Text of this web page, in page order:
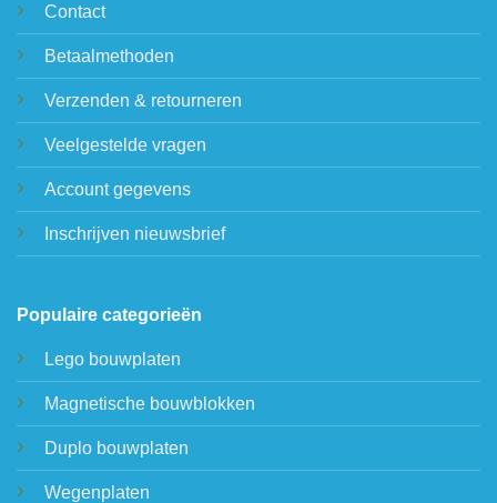
Contact
Betaalmethoden
Verzenden & retourneren
Veelgestelde vragen
Account gegevens
Inschrijven nieuwsbrief
Populaire categorieën
Lego bouwplaten
Magnetische bouwblokken
Duplo bouwplaten
Wegenplaten